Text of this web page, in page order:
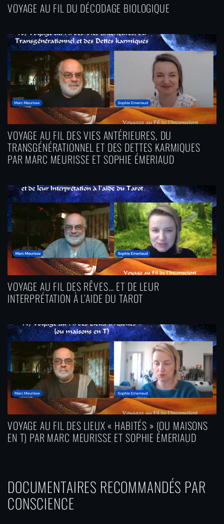
VOYAGE AU FIL DU DÉCODAGE BIOLOGIQUE
VOYAGE AU FIL DES VIES ANTÉRIEURES, DU
TRANSGÉNÉRATIONNEL ET DES DETTES KARMIQUES
PAR MARC MEURISSE ET SOPHIE ÉMERIAUD
VOYAGE AU FIL DES RÊVES… ET DE LEUR
INTERPRÉTATION À L’AIDE DU TAROT
VOYAGE AU FIL DES LIEUX « HABITÉS » (OU MAISONS
EN T) PAR MARC MEURISSE ET SOPHIE ÉMERIAUD
DOCUMENTAIRES RECOMMANDÉS PAR
CONSCIENCE